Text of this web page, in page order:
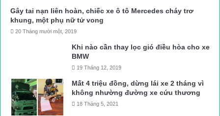
Gây tai nạn liên hoàn, chiếc xe ô tô Mercedes cháy trơ
khung, một phụ nữ tử vong
20 Tháng mười một, 2019
Khi nào cần thay lọc gió điều hòa cho xe
BMW
19 Tháng 12, 2019
Mất 4 triệu đồng, dừng lái xe 2 tháng vì
không nhường đường xe cứu thương
18 Tháng 5, 2021